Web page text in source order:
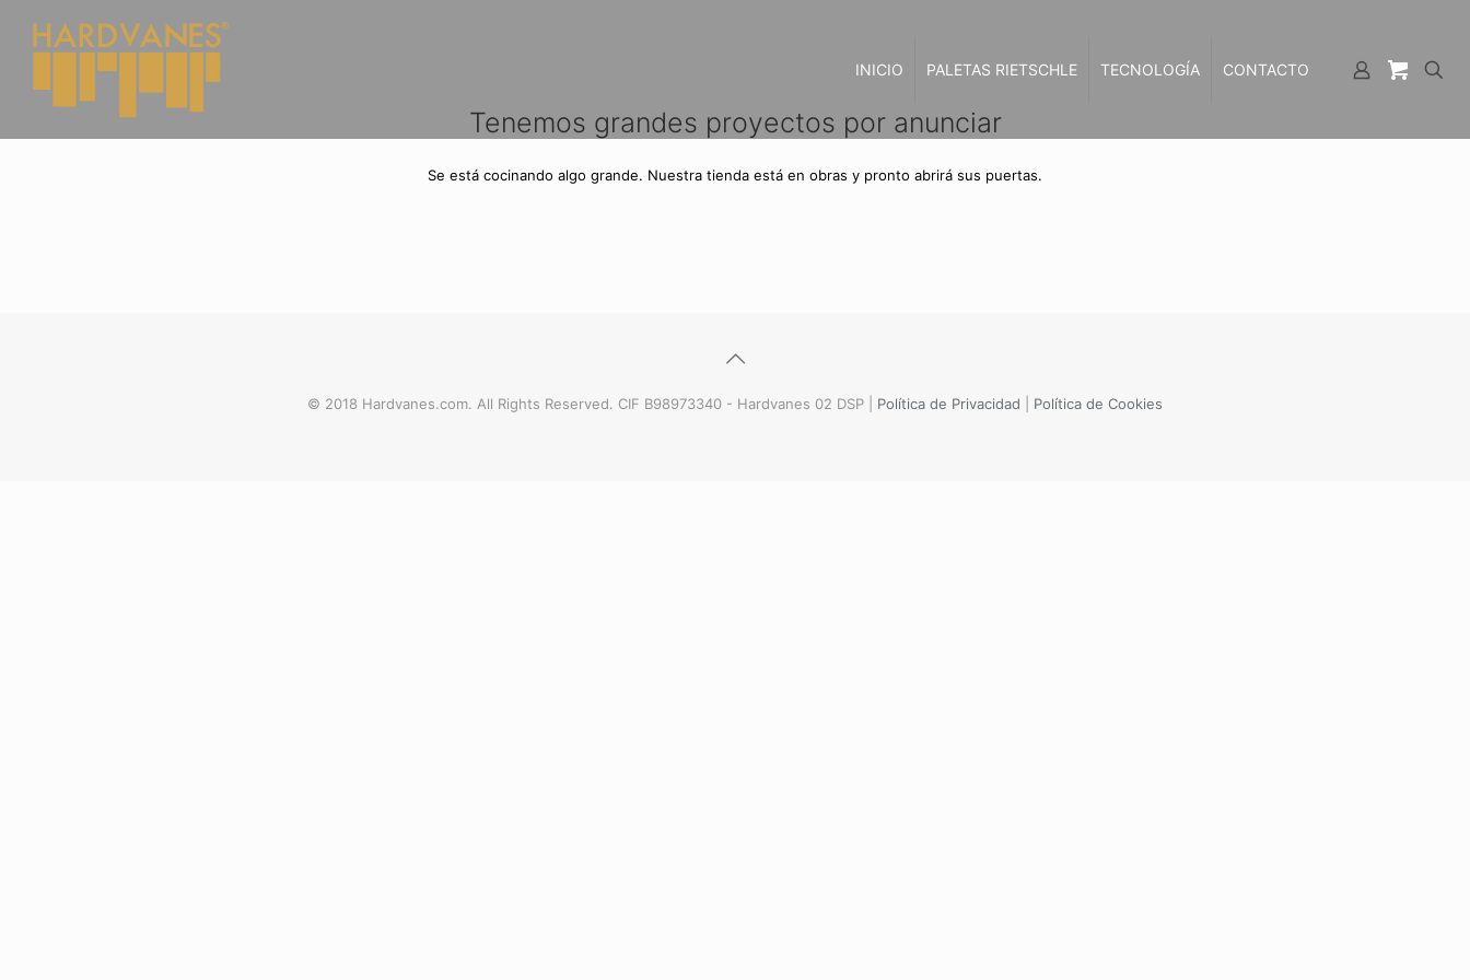
INICIO PALETAS RIETSCHLE TECNOLOGÍA CONTACTO
Tenemos grandes proyectos por anunciar
Se está cocinando algo grande. Nuestra tienda está en obras y pronto abrirá sus puertas.
© 2018 Hardvanes.com. All Rights Reserved. CIF B98973340 - Hardvanes 02 DSP | Política de Privacidad Política de Cookies